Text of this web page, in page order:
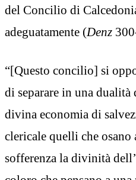
del Concilio di
adeguatamente (Denz
“[Questo concilio] si
di separare in una
divina economia di
clericale quelli che osano
sofferenza la divinità